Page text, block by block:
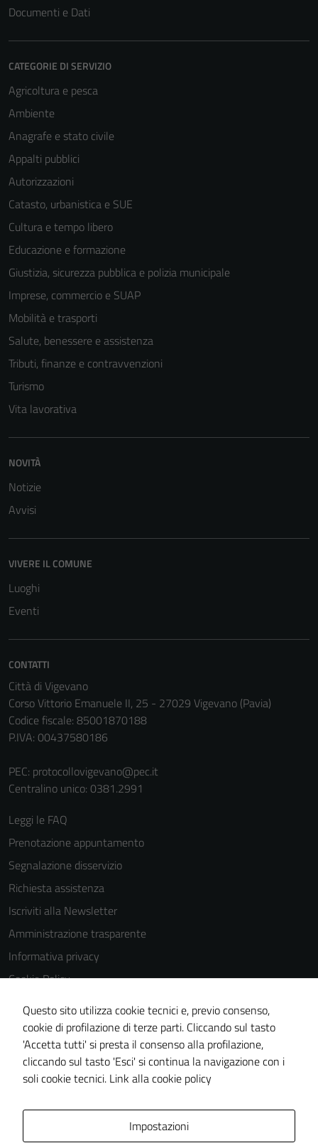
Documenti e Dati
CATEGORIE DI SERVIZIO
Agricoltura e pesca
Ambiente
Anagrafe e stato civile
Appalti pubblici
Autorizzazioni
Catasto, urbanistica e SUE
Cultura e tempo libero
Educazione e formazione
Giustizia, sicurezza pubblica e polizia municipale
Imprese, commercio e SUAP
Mobilità e trasporti
Salute, benessere e assistenza
Tributi, finanze e contravvenzioni
Turismo
Vita lavorativa
NOVITÀ
Notizie
Avvisi
VIVERE IL COMUNE
Luoghi
Eventi
CONTATTI
Città di Vigevano
Corso Vittorio Emanuele II, 25 - 27029 Vigevano (Pavia)
Codice fiscale: 85001870188
P.IVA: 00437580186
PEC: protocollovigevano@pec.it
Centralino unico: 0381.2991
Leggi le FAQ
Prenotazione appuntamento
Segnalazione disservizio
Richiesta assistenza
Iscriviti alla Newsletter
Amministrazione trasparente
Informativa privacy
Cookie Policy
Media policy
Note legali
Dichiarazione di accessibilità
Piano di miglioramento del sito
Questo sito utilizza cookie tecnici e, previo consenso,
cookie di profilazione di terze parti. Cliccando sul tasto
'Accetta tutti' si presta il consenso alla profilazione,
cliccando sul tasto 'Esci' si continua la navigazione con i
soli cookie tecnici. Link alla cookie policy
Impostazioni
informazioni